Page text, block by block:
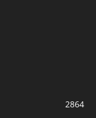
2864